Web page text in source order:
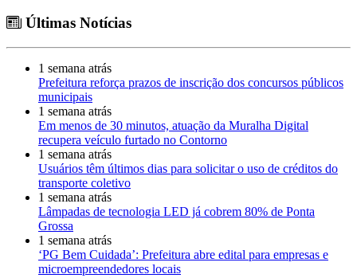
Últimas Notícias
1 semana atrás
Prefeitura reforça prazos de inscrição dos concursos públicos
municipais
1 semana atrás
Em menos de 30 minutos, atuação da Muralha Digital
recupera veículo furtado no Contorno
1 semana atrás
Usuários têm últimos dias para solicitar o uso de créditos do
transporte coletivo
1 semana atrás
Lâmpadas de tecnologia LED já cobrem 80% de Ponta
Grossa
1 semana atrás
‘PG Bem Cuidada’: Prefeitura abre edital para empresas e
microempreendedores locais